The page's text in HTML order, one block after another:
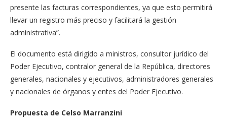
presente las facturas correspondientes, ya que esto permitirá
llevar un registro más preciso y facilitará la gestión
administrativa”.
El documento está dirigido a ministros, consultor jurídico del
Poder Ejecutivo, contralor general de la República, directores
generales, nacionales y ejecutivos, administradores generales
y nacionales de órganos y entes del Poder Ejecutivo.
Propuesta de Celso Marranzini